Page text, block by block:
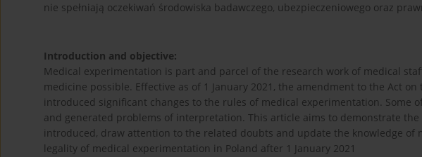
nie spełniają oczekiwań środowiska badawczego, ubezpieczeniowego oraz
Introduction and objective:
Medical experimentation is part and parcel of the research work of medical
medicine possible. Effective as of 1 January 2021, the amendment to the Act
introduced significant changes to the rules of medical experimentation. Some
and generated problems of interpretation. This article aims to demonstrate
introduced, draw attention to the related doubts and update the knowledge of
legality of medical experimentation in Poland after 1 January 2021